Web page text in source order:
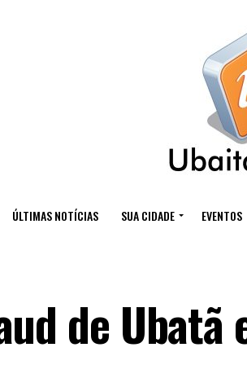
ÚLTIMAS NOTÍCIAS SUA CIDADE EVENTOS
de Ubatã